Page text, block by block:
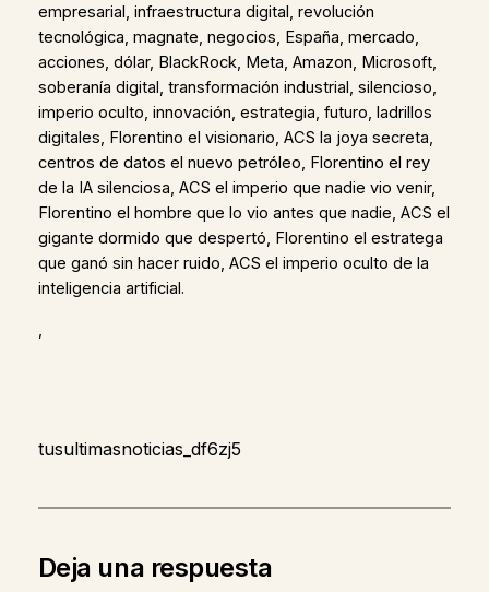
empresarial, infraestructura digital, revolución
tecnológica, magnate, negocios, España, mercado,
acciones, dólar, BlackRock, Meta, Amazon, Microsoft,
soberanía digital, transformación industrial, silencioso,
imperio oculto, innovación, estrategia, futuro, ladrillos
digitales, Florentino el visionario, ACS la joya secreta,
centros de datos el nuevo petróleo, Florentino el rey
de la IA silenciosa, ACS el imperio que nadie vio venir,
Florentino el hombre que lo vio antes que nadie, ACS el
gigante dormido que despertó, Florentino el estratega
que ganó sin hacer ruido, ACS el imperio oculto de la
inteligencia artificial.
tusultimasnoticias_df6zj5
Deja una respuesta